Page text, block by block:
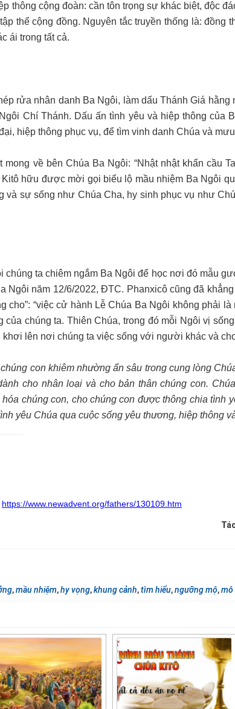
thông cộng đoàn: cần tôn trọng sự khác biệt, độc
thể cộng đồng. Nguyên tắc truyền thống là: đồng
ái trong tất cả.
rửa nhân danh Ba Ngôi, làm dấu Thánh Giá hằng
Chí Thánh. Dấu ấn tình yêu và hiệp thông của
hiệp thông phục vụ, để tìm vinh danh Chúa và
mong về bên Chúa Ba Ngôi: “Nhật nhật khẩn cầu
hữu được mời gọi biểu lộ mầu nhiệm Ba Ngôi
và sự sống như Chúa Cha, hy sinh phục vụ như
chúng ta chiêm ngắm Ba Ngôi để học nơi đó mẫu
Ngôi năm 12/6/2022, ĐTC. Phanxicô cũng đã
cho”: “việc cử hành Lễ Chúa Ba Ngôi không phải
của chúng ta. Thiên Chúa, trong đó mỗi Ngôi vị
lên nơi chúng ta việc sống với người khác và
con khiêm nhường ẩn sâu trong cung lòng
cho nhân loại và cho bản thân chúng con.
chúng con, cho chúng con được thông chia tình
yêu Chúa qua cuộc sống yêu thương, hiệp thông
https://www.newadvent.org/fathers/130109.htm
,mầu nhiệm,hy vọng,khung cảnh,tìm hiểu,ngưỡng mộ,mô